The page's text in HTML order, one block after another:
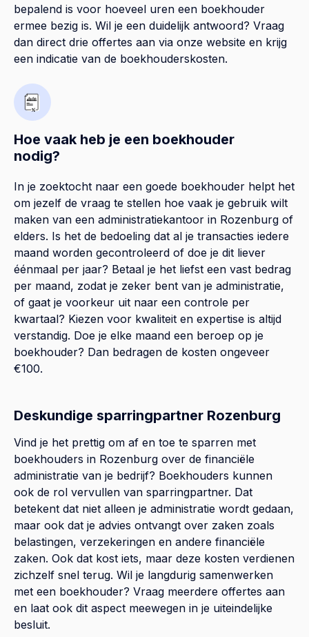
bepalend is voor hoeveel uren een boekhouder
ermee bezig is. Wil je een duidelijk antwoord? Vraag
dan direct drie offertes aan via onze website en krijg
een indicatie van de boekhouderskosten.
Hoe vaak heb je een boekhouder
nodig?
In je zoektocht naar een goede boekhouder helpt het
om jezelf de vraag te stellen hoe vaak je gebruik wilt
maken van een administratiekantoor in Rozenburg of
elders. Is het de bedoeling dat al je transacties iedere
maand worden gecontroleerd of doe je dit liever
éénmaal per jaar? Betaal je het liefst een vast bedrag
per maand, zodat je zeker bent van je administratie,
of gaat je voorkeur uit naar een controle per
kwartaal? Kiezen voor kwaliteit en expertise is altijd
verstandig. Doe je elke maand een beroep op je
boekhouder? Dan bedragen de kosten ongeveer
€100.
Deskundige sparringpartner Rozenburg
Vind je het prettig om af en toe te sparren met
boekhouders in Rozenburg over de financiële
administratie van je bedrijf? Boekhouders kunnen
ook de rol vervullen van sparringpartner. Dat
betekent dat niet alleen je administratie wordt gedaan,
maar ook dat je advies ontvangt over zaken zoals
belastingen, verzekeringen en andere financiële
zaken. Ook dat kost iets, maar deze kosten verdienen
zichzelf snel terug. Wil je langdurig samenwerken
met een boekhouder? Vraag meerdere offertes aan
en laat ook dit aspect meewegen in je uiteindelijke
besluit.